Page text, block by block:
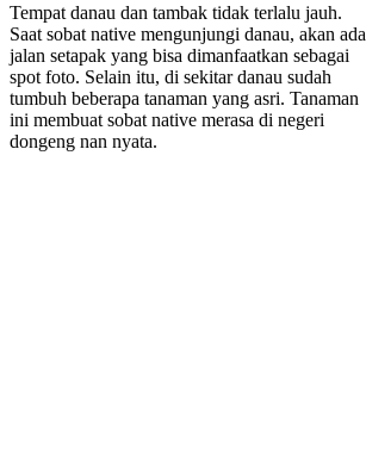
Tempat danau dan tambak tidak terlalu jauh.
Saat sobat native mengunjungi danau, akan ada
jalan setapak yang bisa dimanfaatkan sebagai
spot foto. Selain itu, di sekitar danau sudah
tumbuh beberapa tanaman yang asri. Tanaman
ini membuat sobat native merasa di negeri
dongeng nan nyata.